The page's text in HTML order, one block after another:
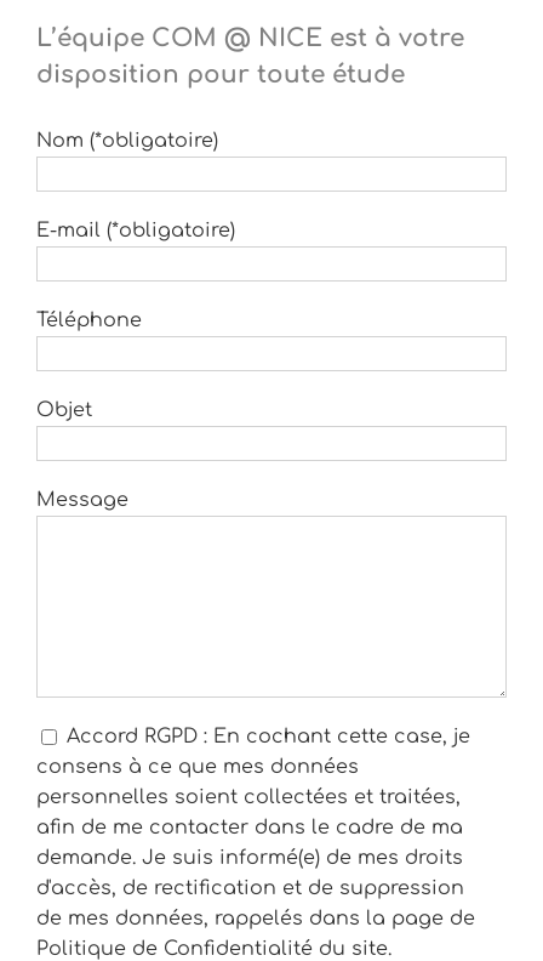
L’équipe COM @ NICE est à votre
disposition pour toute étude
Nom (*obligatoire)
E-mail (*obligatoire)
Téléphone
Objet
Message
Accord RGPD : En cochant cette case, je
consens à ce que mes données
personnelles soient collectées et traitées,
afin de me contacter dans le cadre de ma
demande. Je suis informé(e) de mes droits
d'accès, de rectification et de suppression
de mes données, rappelés dans la page de
Politique de Confidentialité du site.